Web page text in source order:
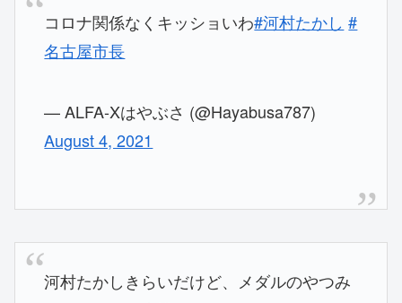
コロナ関係なくキッショいわ#河村たかし #
名古屋市長
— ALFA-Xはやぶさ (@Hayabusa787)
August 4, 2021
河村たかしきらいだけど、メダルのやつみ